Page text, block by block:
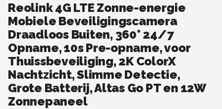
Blog
Beveiligingscamera's
Camera Deurbellen
NAS
Reolink 4G LTE Zonne-energie
Mobiele Beveiligingscamera
Draadloos Buiten, 360° 24/7
Opname, 10s Pre-opname, voor
Thuissbeveiliging, 2K ColorX
Nachtzicht, Slimme Detectie,
Grote Batterij, Altas Go PT en 12W
Zonnepaneel